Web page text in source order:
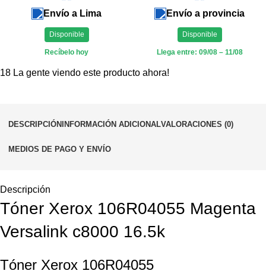
Envío a Lima
Disponible
Recíbelo hoy
Envío a provincia
Disponible
Llega entre: 09/08 – 11/08
18 La gente viendo este producto ahora!
DESCRIPCIÓN INFORMACIÓN ADICIONALVALORACIONES (0)
MEDIOS DE PAGO Y ENVÍO
Descripción
Tóner Xerox 106R04055 Magenta
Versalink c8000 16.5k
Tóner Xerox 106R04055